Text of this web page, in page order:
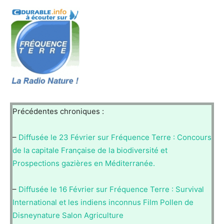
Précédentes chroniques :
– Diffusée le 23 Février sur Fréquence Terre : Concours
de la capitale Française de la biodiversité et
Prospections gazières en Méditerranée.
– Diffusée le 16 Février sur Fréquence Terre : Survival
International et les indiens inconnus Film Pollen de
Disneynature Salon Agriculture